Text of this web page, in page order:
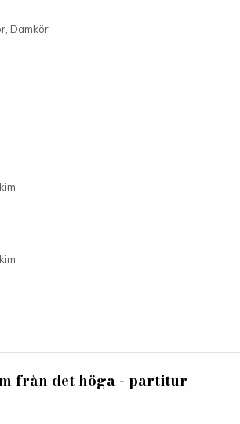
Damkör
från det höga - partitur